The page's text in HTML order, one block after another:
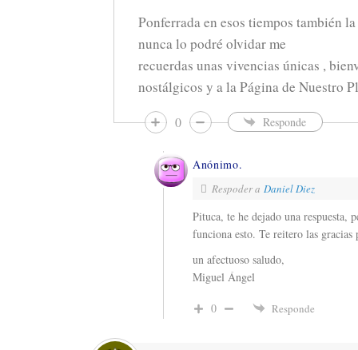
Ponferrada en esos tiempos también
nunca lo podré olvidar me
recuerdas unas vivencias únicas ,
nostálgicos y a la Página de Nuestro
0 Responde
Anónimo.
Respoder a Daniel Diez
Pituca, te he dejado una respuesta,
funciona esto. Te reitero las
un afectuoso saludo,
Miguel Ángel
0 Responde